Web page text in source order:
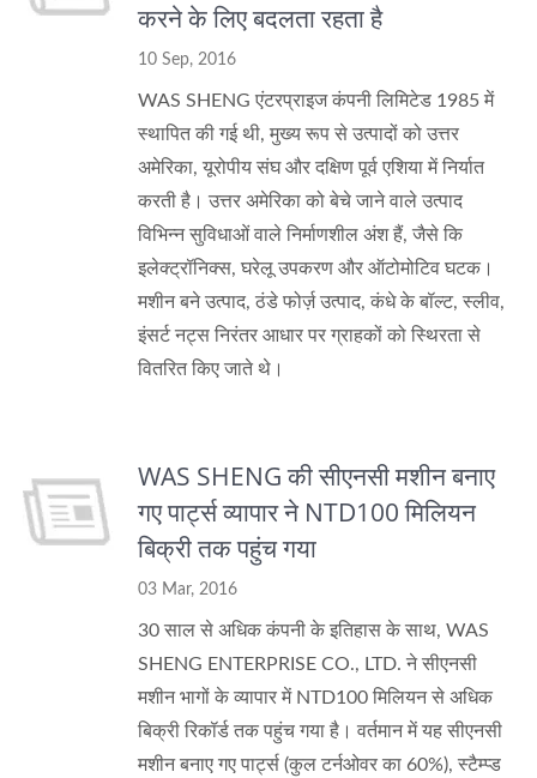
करने के लिए बदलता रहता है
10 Sep, 2016
WAS SHENG एंटरप्राइज कंपनी लिमिटेड 1985 में
स्थापित की गई थी, मुख्य रूप से उत्पादों को उत्तर
अमेरिका, यूरोपीय संघ और दक्षिण पूर्व एशिया में निर्यात
करती है। उत्तर अमेरिका को बेचे जाने वाले उत्पाद
विभिन्न सुविधाओं वाले निर्माणशील अंश हैं, जैसे कि
इलेक्ट्रॉनिक्स, घरेलू उपकरण और ऑटोमोटिव घटक।
मशीन बने उत्पाद, ठंडे फोर्ज़ उत्पाद, कंधे के बॉल्ट, स्लीव,
इंसर्ट नट्स निरंतर आधार पर ग्राहकों को स्थिरता से
वितरित किए जाते थे।
WAS SHENG की सीएनसी मशीन बनाए
गए पार्ट्स व्यापार ने NTD100 मिलियन
बिक्री तक पहुंच गया
03 Mar, 2016
30 साल से अधिक कंपनी के इतिहास के साथ, WAS
SHENG ENTERPRISE CO., LTD. ने सीएनसी
मशीन भागों के व्यापार में NTD100 मिलियन से अधिक
बिक्री रिकॉर्ड तक पहुंच गया है। वर्तमान में यह सीएनसी
मशीन बनाए गए पार्ट्स (कुल टर्नओवर का 60%), स्टैम्प्ड